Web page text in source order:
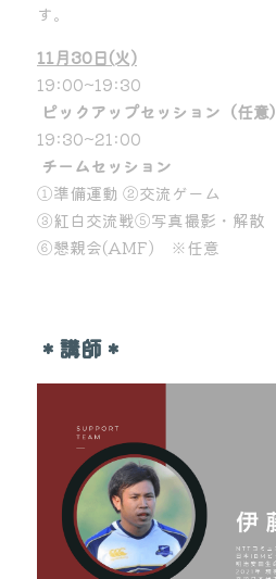
す。
11月30日(火)
19:00~19:30
ピックアップセッション（任意）
19:30~21:00
チームセッション
①準備運動 ②交流ゲーム
③紅白交流戦⑤写真撮影・解散
⑥懇親会(AMF)　※任意
＊講師＊